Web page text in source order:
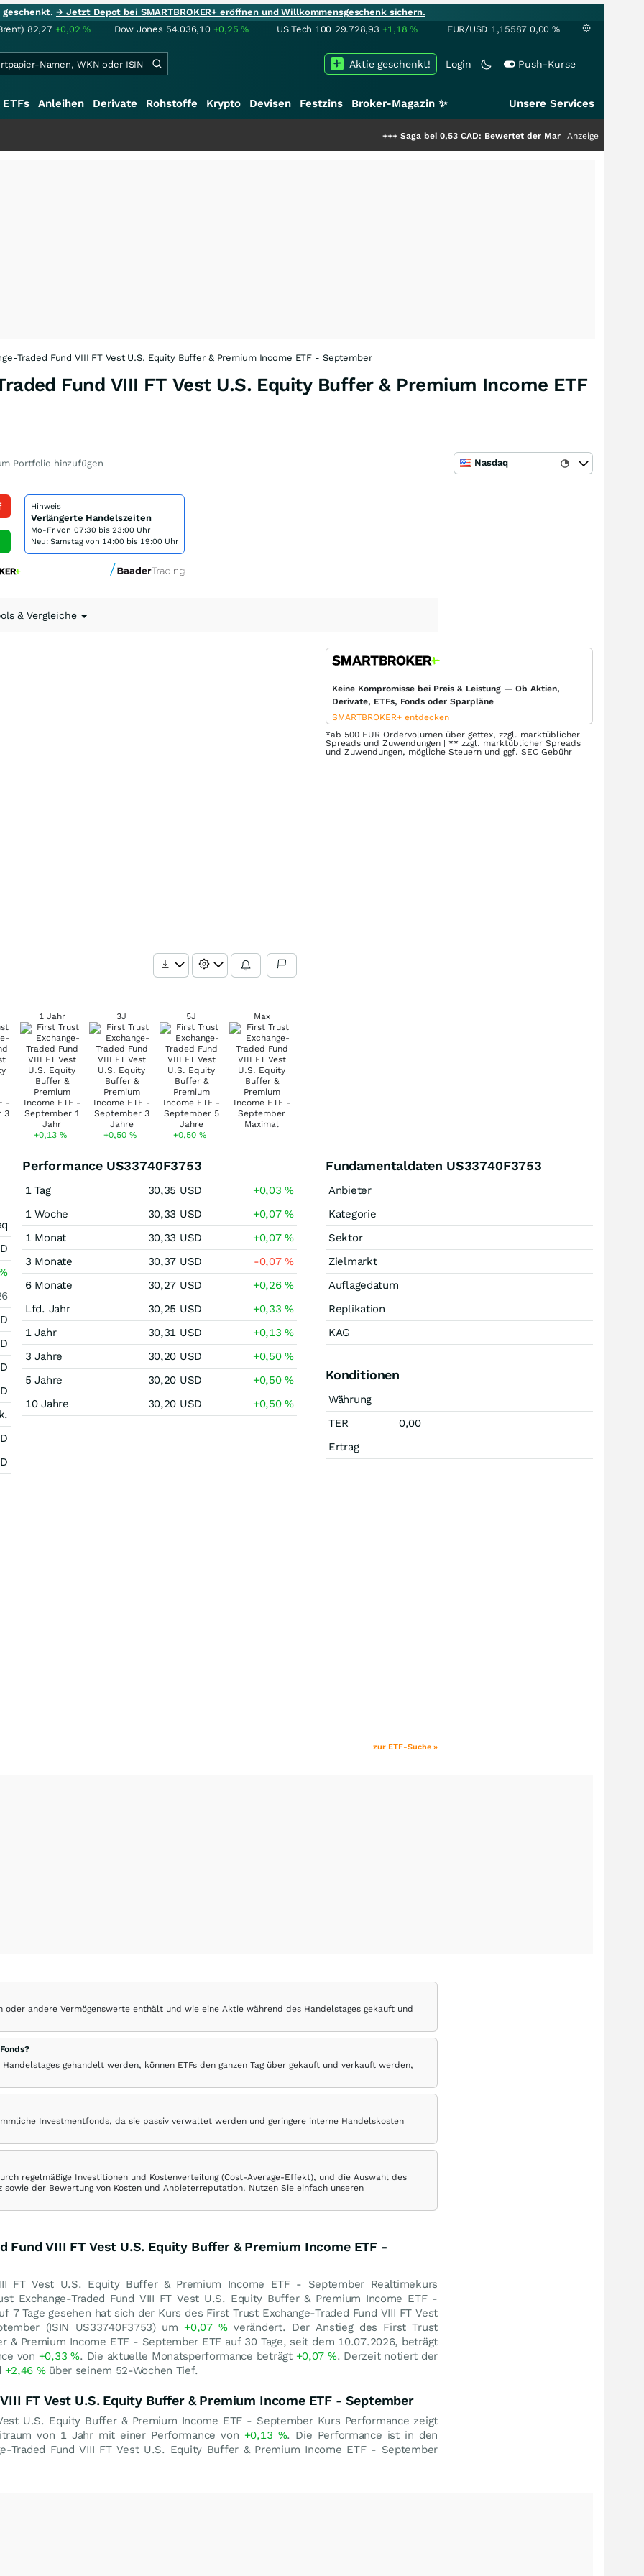
geschenkt.→ Jetzt Depot bei SMARTBROKER+ eröffnen und Willkommensgeschenk sichern.
82,27 +0,02% Dow Jones 54.036,10 +0,25% US Tech 100 29.728,93 +1,18% EUR/USD 1,15587 0,00 %
Login Push-Kurse
Aktie geschenkt!
ETFs Anleihen Derivate Rohstoffe Krypto Devisen Festzins Broker-Magazin ✨ Unsere Services
Saga bei 0,53 CAD: Bewertet der Markt noch immer nur die Hälfte
Anzeige
Traded Fund VIII FT Vest U.S. Equity Buffer & Premium Income ETF - September
Fund VIII FT Vest U.S. Equity Buffer & Premium Income ETF
Portfolio hinzufügen Nasdaq
Hinweis
Verlängerte Handelszeiten
Mo-Fr von 07:30 bis 23:00 Uhr
Neu: Samstag von 14:00 bis 19:00 Uhr
& Vergleiche
1 Jahr
+0,13%
3J
+0,50%
5J
+0,50%
Max
Keine Kompromisse bei Preis & Leistung — Ob Aktien,
Derivate, ETFs, Fonds oder Sparpläne
SMARTBROKER+ entdecken
*ab 500 EUR Ordervolumen über gettex, zzgl. marktüblicher
Spreads und Zuwendungen | ** zzgl. marktüblicher Spreads
und Zuwendungen, mögliche Steuern und ggf. SEC Gebühr
Performance US33740F3753
1 Tag 30,35 USD +0,03%
1 Woche
30,33 USD +0,07%
1 Monat
30,33 USD +0,07%
3 Monate
30,37 USD -0,07%
6 Monate
30,27 USD +0,26%
Lfd. Jahr
30,25 USD +0,33%
1 Jahr
30,31 USD +0,13%
3 Jahre
30,20 USD +0,50%
5 Jahre
30,20 USD +0,50%
10 Jahre
30,20 USD +0,50%
Fundamentaldaten US33740F3753
Anbieter
Kategorie
Sektor
Zielmarkt
Auflagedatum
Replikation
KAG
Konditionen
Währung
TER
0,00
Ertrag
zur ETF-Suche »
andere Vermögenswerte enthält und wie eine Aktie während des Handelstages gekauft und
gehandelt werden, können ETFs den ganzen Tag über gekauft und verkauft werden,
Investmentfonds, da sie passiv verwaltet werden und geringere interne Handelskosten
regelmäßige Investitionen und Kostenverteilung (Cost-Average-Effekt), und die Auswahl des
der Bewertung von Kosten und Anbieterreputation. Nutzen Sie einfach unseren
Fund VIII FT Vest U.S. Equity Buffer & Premium Income ETF -
FT Vest U.S. Equity Buffer & Premium Income ETF - September Realtimekurs
Exchange-Traded Fund VIII FT Vest U.S. Equity Buffer & Premium Income ETF -
7 Tage gesehen hat sich der Kurs des First Trust Exchange-Traded Fund VIII FT Vest
(ISIN US33740F3753) um +0,07%verändert. Der Anstieg des First Trust
& Premium Income ETF - September ETF auf 30 Tage, seit dem 10.07.2026, beträgt
von +0,33%. Die aktuelle Monatsperformance beträgt +0,07%. Derzeit notiert der
+2,46 %über seinem 52-Wochen Tief.
FT Vest U.S. Equity Buffer & Premium Income ETF - September
U.S. Equity Buffer & Premium Income ETF - September Kurs Performance zeigt
von 1 Jahr mit einer Performance von +0,13 %. Die Performance ist in den
Traded Fund VIII FT Vest U.S. Equity Buffer & Premium Income ETF - September